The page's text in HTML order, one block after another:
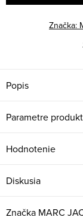
Značka:
Popis
Parametre
Hodnotenie
Diskusia
Značka MARC